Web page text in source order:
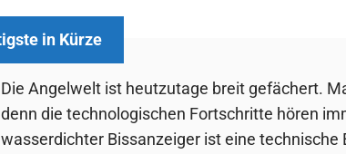
Die Angelwelt ist heutzutage breit gefächert.
denn die technologischen Fortschritte hören
wasserdichter Bissanzeiger ist eine